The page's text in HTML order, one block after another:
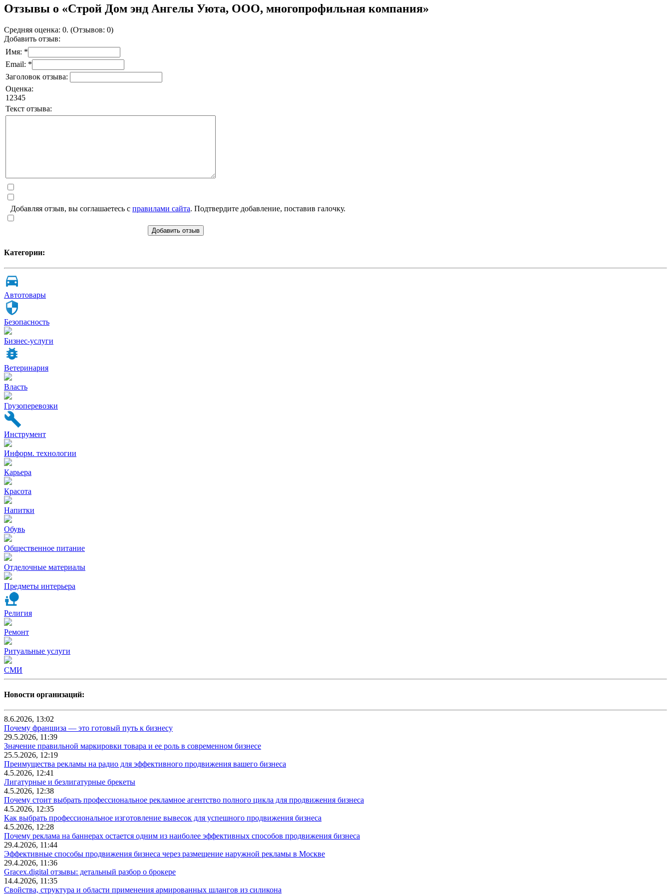
Отзывы о «Строй Дом энд Ангелы Уюта, ООО, многопрофильная компания»
Средняя оценка: 0. (Отзывов: 0)
Добавить отзыв:
Имя: *
Email: *
Заголовок отзыва:
Оценка:
1 2345
Текст отзыва:
Добавляя отзыв, вы соглашаетесь с правилами сайта. Подтвердите добавление, поставив галочку.
Добавить отзыв
Категории:
Автотовары
Безопасность
Бизнес-услуги
Ветеринария
Власть
Грузоперевозки
Инструмент
Информ. технологии
Карьера
Красота
Напитки
Обувь
Общественное питание
Отделочные материалы
Предметы интерьера
Религия
Ремонт
Ритуальные услуги
СМИ
Новости организаций:
8.6.2026, 13:02
Почему франшиза — это готовый путь к бизнесу
29.5.2026, 11:39
Значение правильной маркировки товара и ее роль в современном бизнесе
25.5.2026, 12:19
Преимущества рекламы на радио для эффективного продвижения вашего бизнеса
4.5.2026, 12:41
Лигатурные и безлигатурные брекеты
4.5.2026, 12:38
Почему стоит выбрать профессиональное рекламное агентство полного цикла для продвижения бизнеса
4.5.2026, 12:35
Как выбрать профессиональное изготовление вывесок для успешного продвижения бизнеса
4.5.2026, 12:28
Почему реклама на баннерах остается одним из наиболее эффективных способов продвижения бизнеса
29.4.2026, 11:44
Эффективные способы продвижения бизнеса через размещение наружной рекламы в Москве
29.4.2026, 11:36
Gracex.digital отзывы: детальный разбор о брокере
14.4.2026, 11:35
Свойства, структура и области применения армированных шлангов из силикона